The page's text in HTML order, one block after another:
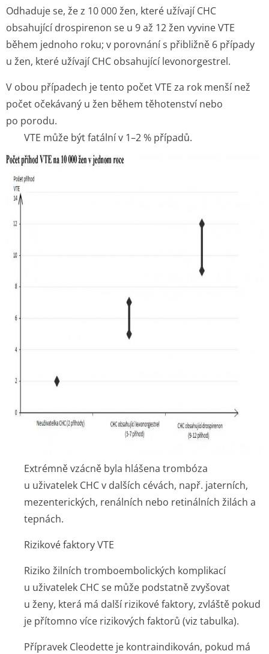
Odhaduje se, že z 10 000 žen, které užívají CHC
obsahující drospirenon se u 9 až 12 žen vyvine VTE
během jednoho roku; v porovnání s přibližně 6 případy
u žen, které užívají CHC obsahující levonorgestrel.
V obou případech je tento počet VTE za rok menší než
počet očekávaný u žen během těhotenství nebo
po porodu.
VTE může být fatální v 1–2 % případů.
Extrémně vzácně byla hlášena trombóza
u uživatelek CHC v dalších cévách, např. jaterních,
mezenterických, renálních nebo retinálních žilách a
tepnách.
Rizikové faktory VTE
Riziko žilních tromboembolických komplikací
u uživatelek CHC se může podstatně zvyšovat
u ženy, která má další rizikové faktory, zvláště pokud
je přítomno více rizikových faktorů (viz tabulka).
Přípravek Cleodette je kontraindikován, pokud má